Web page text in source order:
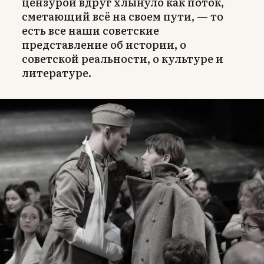
сметающий всё на своем пути, — то
есть все наши советские
представление об истории, о
советской реальности, о культуре и
литературе.